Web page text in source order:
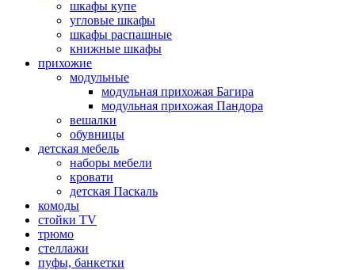
шкафы купе
угловые шкафы
шкафы распашные
книжные шкафы
прихожие
модульные
модульная прихожая Багира
модульная прихожая Пандора
вешалки
обувницы
детская мебель
наборы мебели
кровати
детская Паскаль
комоды
стойки TV
трюмо
стеллажи
пуфы, банкетки